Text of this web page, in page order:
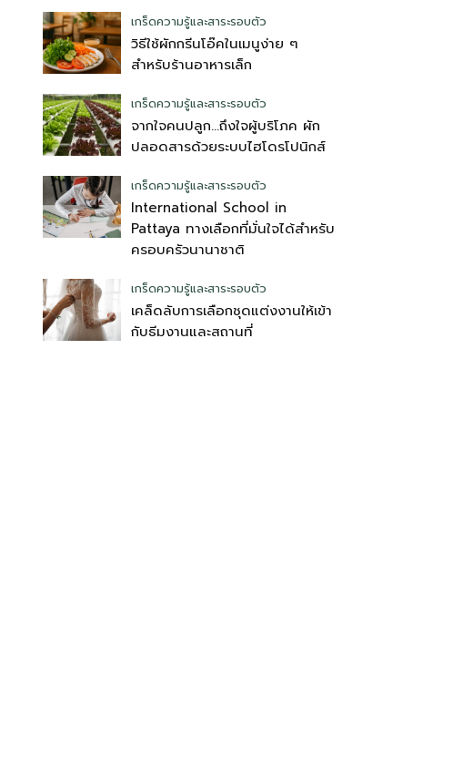
เกร็ดความรู้และสาระรอบตัว
วิธีใช้ผักกรีนโอ๊คในเมนูง่าย ๆ
สำหรับร้านอาหารเล็ก
เกร็ดความรู้และสาระรอบตัว
จากใจคนปลูก…ถึงใจผู้บริโภค ผัก
ปลอดสารด้วยระบบไฮโดรโปนิกส์
เกร็ดความรู้และสาระรอบตัว
International School in
Pattaya ทางเลือกที่มั่นใจได้สำหรับ
ครอบครัวนานาชาติ
เกร็ดความรู้และสาระรอบตัว
เคล็ดลับการเลือกชุดแต่งงานให้เข้า
กับธีมงานและสถานที่